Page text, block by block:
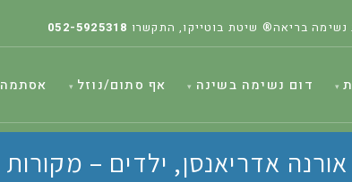
בריאה® שיטת בוטייקו, התקשרו 052-5925318
דום נשימה בשינה אף סתום/נוזל אסתמה
אדריאנסן, ילדים – מקורות